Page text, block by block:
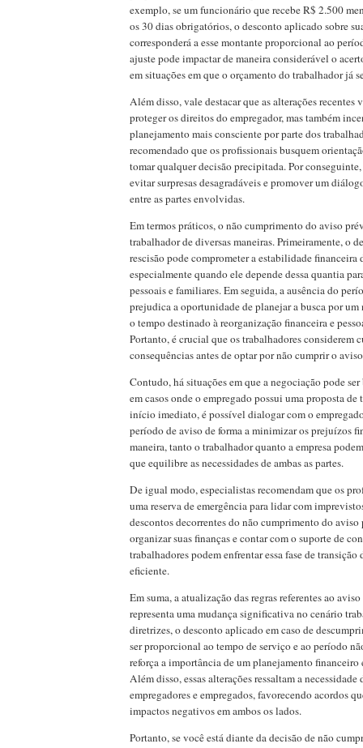
exemplo, se um funcionário que recebe R$ 2.500
os 30 dias obrigatórios, o desconto aplicado sobre
corresponderá a esse montante proporcional ao
ajuste pode impactar de maneira considerável o
em situações em que o orçamento do trabalhador já
Além disso, vale destacar que as alterações recentes
proteger os direitos do empregador, mas também
planejamento mais consciente por parte dos
recomendado que os profissionais busquem
tomar qualquer decisão precipitada. Por
evitar surpresas desagradáveis e promover um
entre as partes envolvidas.
Em termos práticos, o não cumprimento do aviso
trabalhador de diversas maneiras. Primeiramente, o
rescisão pode comprometer a estabilidade financeira
especialmente quando ele depende dessa quantia
pessoais e familiares. Em seguida, a ausência do
prejudica a oportunidade de planejar a busca por
o tempo destinado à reorganização financeira e
Portanto, é crucial que os trabalhadores considerem
consequências antes de optar por não cumprir o
Contudo, há situações em que a negociação pode
em casos onde o empregado possui uma proposta
início imediato, é possível dialogar com o
período de aviso de forma a minimizar os prejuízos
maneira, tanto o trabalhador quanto a empresa
que equilibre as necessidades de ambas as partes.
De igual modo, especialistas recomendam que os
uma reserva de emergência para lidar com
descontos decorrentes do não cumprimento do
organizar suas finanças e contar com o suporte de
trabalhadores podem enfrentar essa fase de transição
eficiente.
Em suma, a atualização das regras referentes ao
representa uma mudança significativa no cenário
diretrizes, o desconto aplicado em caso de
ser proporcional ao tempo de serviço e ao período
reforça a importância de um planejamento
Além disso, essas alterações ressaltam a
empregadores e empregados, favorecendo acordos
impactos negativos em ambos os lados.
Portanto, se você está diante da decisão de não